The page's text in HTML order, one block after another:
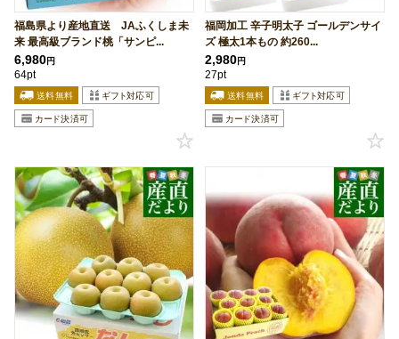
福島県より産地直送 JAふくしま未
来 最高級ブランド桃「サンピ...
6,980円
64pt
福岡加工 辛子明太子 ゴールデンサイ
ズ 極太1本もの 約260...
2,980円
27pt